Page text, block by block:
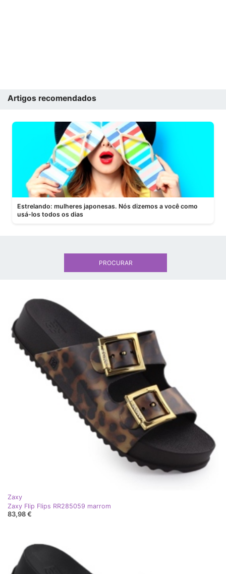
Artigos recomendados
Estrelando: mulheres japonesas. Nós dizemos a você como
usá-los todos os dias
Zaxy
Zaxy Flip Flips RR285059 marrom
83,98 €
PROCURAR